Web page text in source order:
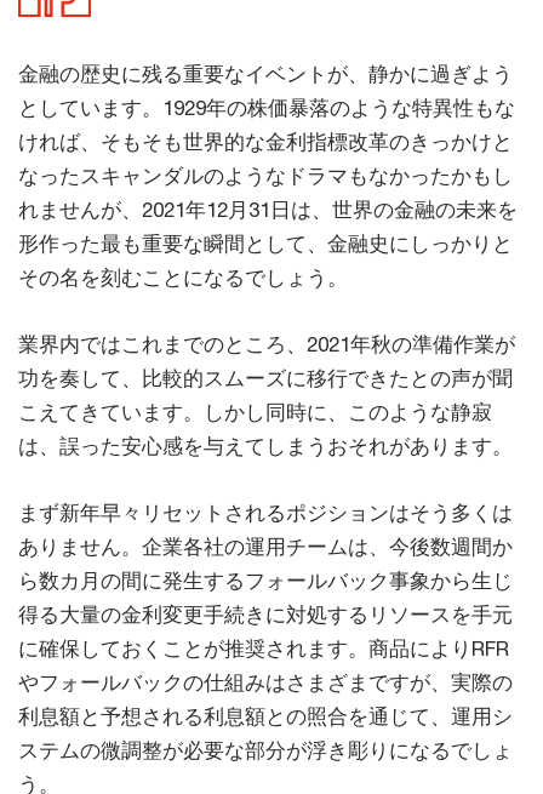
金融の歴史に残る重要なイベントが、静かに過ぎよう
としています。1929年の株価暴落のような特異性もな
ければ、そもそも世界的な金利指標改革のきっかけと
なったスキャンダルのようなドラマもなかったかもし
れませんが、2021年12月31日は、世界の金融の未来を
形作った最も重要な瞬間として、金融史にしっかりと
その名を刻むことになるでしょう。
業界内ではこれまでのところ、2021年秋の準備作業が
功を奏して、比較的スムーズに移行できたとの声が聞
こえてきています。しかし同時に、このような静寂
は、誤った安心感を与えてしまうおそれがあります。
まず新年早々リセットされるポジションはそう多くは
ありません。企業各社の運用チームは、今後数週間か
ら数カ月の間に発生するフォールバック事象から生じ
得る大量の金利変更手続きに対処するリソースを手元
に確保しておくことが推奨されます。商品によりRFR
やフォールバックの仕組みはさまざまですが、実際の
利息額と予想される利息額との照合を通じて、運用シ
ステムの微調整が必要な部分が浮き彫りになるでしょ
う。